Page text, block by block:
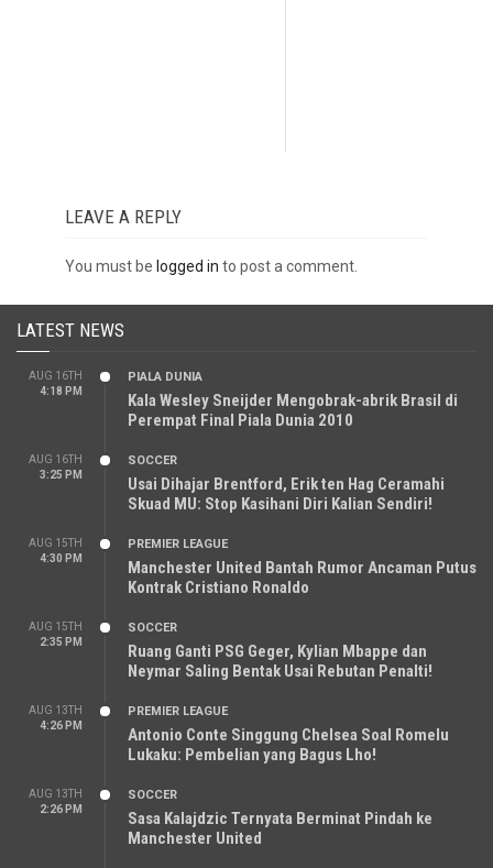
LEAVE A REPLY
You must be logged in to post a comment.
LATEST NEWS
AUG 16TH
4:18 PM
PIALA DUNIA
Kala Wesley Sneijder Mengobrak-abrik Brasil di
Perempat Final Piala Dunia 2010
AUG 16TH
3:25 PM
SOCCER
Usai Dihajar Brentford, Erik ten Hag Ceramahi
Skuad MU: Stop Kasihani Diri Kalian Sendiri!
AUG 15TH
4:30 PM
PREMIER LEAGUE
Manchester United Bantah Rumor Ancaman Putus
Kontrak Cristiano Ronaldo
AUG 15TH
2:35 PM
SOCCER
Ruang Ganti PSG Geger, Kylian Mbappe dan
Neymar Saling Bentak Usai Rebutan Penalti!
AUG 13TH
4:26 PM
PREMIER LEAGUE
Antonio Conte Singgung Chelsea Soal Romelu
Lukaku: Pembelian yang Bagus Lho!
AUG 13TH
2:26 PM
SOCCER
Sasa Kalajdzic Ternyata Berminat Pindah ke
Manchester United